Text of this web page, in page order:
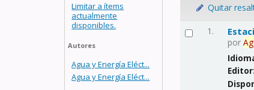
Limitar a ítems
actualmente
disponibles.
Autores
Agua y Energía Eléct...
Agua y Energía Eléct...
Quitar
1.
por